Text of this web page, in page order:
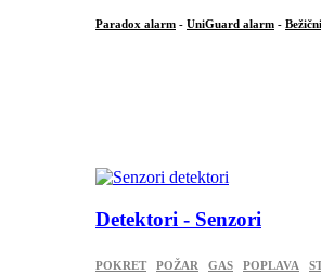
Paradox alarm - UniGuard alarm - Bežični
Detektori - Senzori
POKRET POŽAR GAS POPLAVA